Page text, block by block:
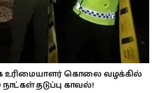
கொலை வழக்கில்
தடுப்பு காவல்!